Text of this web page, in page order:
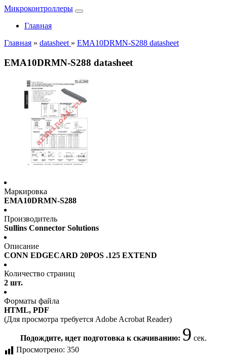
Микроконтроллеры
Главная
Главная » datasheet » EMA10DRMN-S288 datasheet
EMA10DRMN-S288 datasheet
Маркировка
EMA10DRMN-S288
Производитель
Sullins Connector Solutions
Описание
CONN EDGECARD 20POS .125 EXTEND
Количество страниц
2 шт.
Форматы файла
HTML, PDF
(Для просмотра требуется Adobe Acrobat Reader)
Подождите, идет подготовка к скачиванию: 9 сек.
Просмотрено: 350